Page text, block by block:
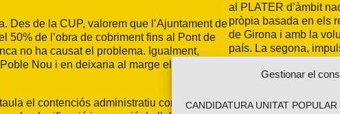
Gestionar el
CANDIDATURA UNITAT
Des de la CUP, valorem que l’Ajuntament de
50% de l’obra de cobriment fins al Pont de
no ha causat el problema. Igualment,
Nou i en deixaria al marge els veïns i
el contenciós administratiu contra ADIF i
al PLATER d’àmbit
pròpia basada en els
de Girona i amb la
país. La segona,